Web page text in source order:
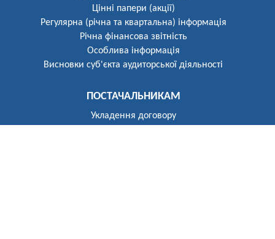
Цінні папери (акції)
Регулярна (річна та квартальна) інформація
Річна фінансова звітність
Особлива інформація
Висновки суб'єкта аудиторської діяльності
ПОСТАЧАЛЬНИКАМ
Укладення договору